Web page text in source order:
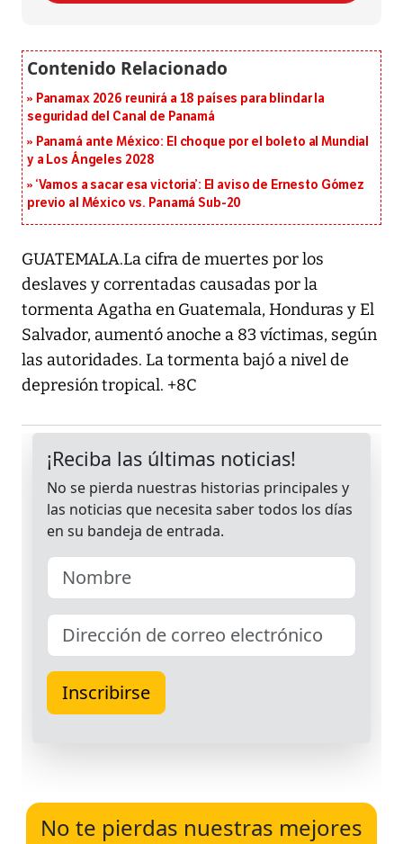
Panamax 2026 reunirá a 18 países para blindar la
seguridad del Canal de Panamá
Panamá ante México: El choque por el boleto al Mundial
y a Los Ángeles 2028
‘Vamos a sacar esa victoria’: El aviso de Ernesto Gómez
previo al México vs. Panamá Sub-20
GUATEMALA.La cifra de muertes por los
deslaves y correntadas causadas por la
tormenta Agatha en Guatemala, Honduras y El
Salvador, aumentó anoche a 83 víctimas, según
las autoridades. La tormenta bajó a nivel de
depresión tropical. +8C
No te pierdas nuestras mejores